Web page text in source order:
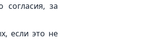
за
если это не